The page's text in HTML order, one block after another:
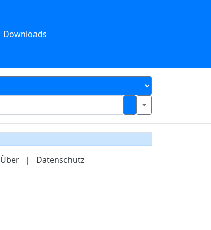
Downloads
Über | Datenschutz